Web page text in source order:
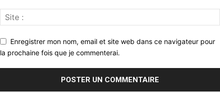
Enregistrer mon nom, email et site web dans ce navigateur pour
la prochaine fois que je commenterai.